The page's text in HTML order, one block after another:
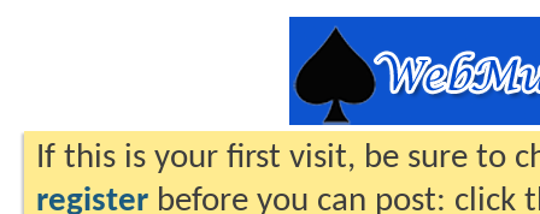
If this is your first visit, be sure to
register before you can post: click